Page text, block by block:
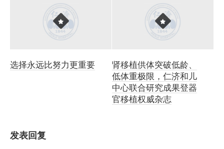
选择永远比努力更重要
肾移植供体突破低龄、
低体重极限，仁济和儿
中心联合研究成果登器
官移植权威杂志
发表回复